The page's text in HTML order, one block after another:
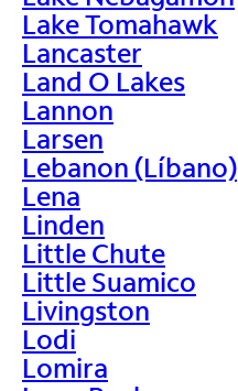
Lake Tomahawk
Lancaster
Land O Lakes
Lannon
Larsen
Lebanon (Líbano)
Lena
Linden
Little Chute
Little Suamico
Livingston
Lodi
Lomira